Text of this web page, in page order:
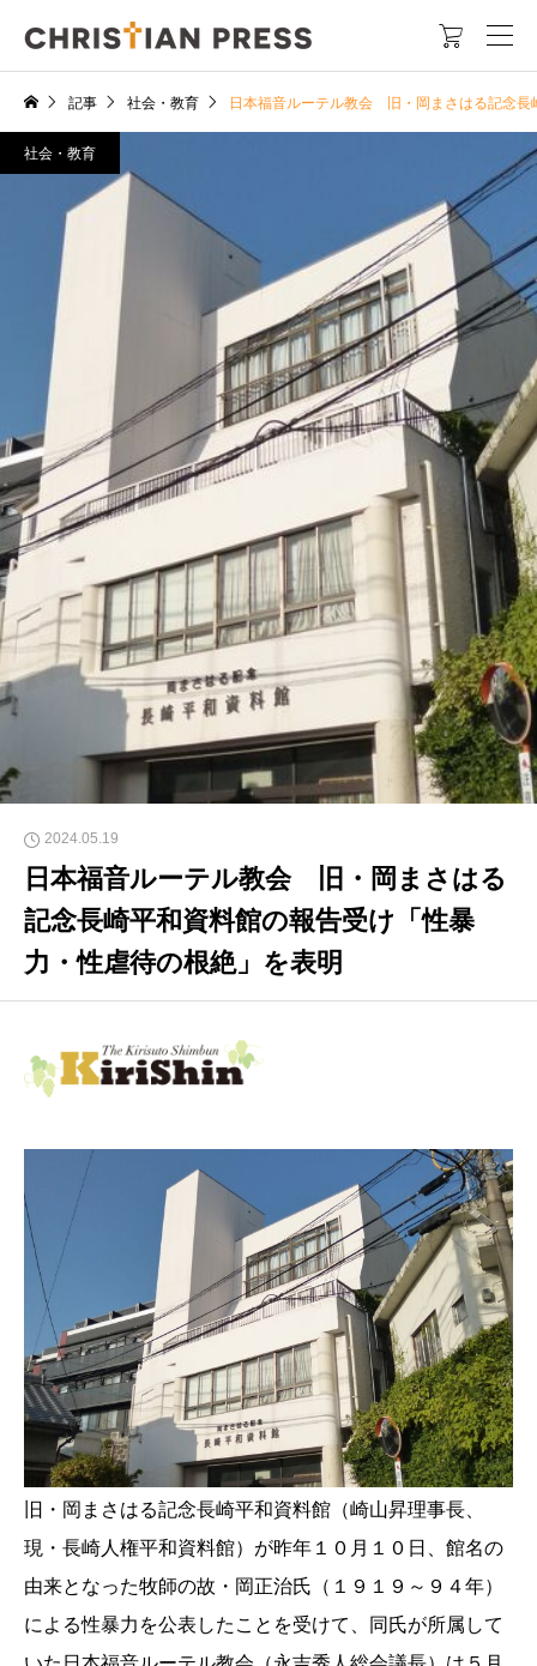

記事 社会・教育 日本福音ルーテル教会 旧・岡まさはる記念長
社会・教育
2024.05.19
日本福音ルーテル教会 旧・岡まさはる
記念長崎平和資料館の報告受け「性暴
力・性虐待の根絶」を表明
旧・岡まさはる記念長崎平和資料館（崎山昇理事長、
現・長崎人権平和資料館）が昨年１０月１０日、館名の
由来となった牧師の故・岡正治氏（１９１９～９４年）
による性暴力を公表したことを受けて、同氏が所属して